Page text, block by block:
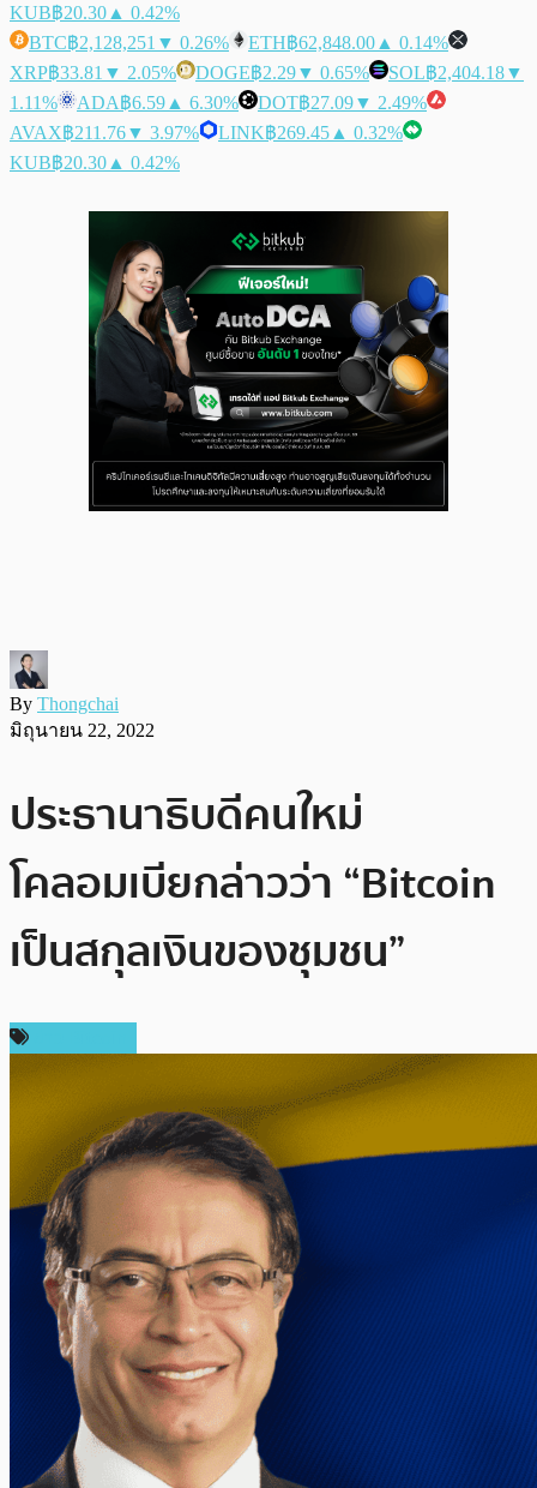
KUB฿20.30 ▲ 0.42%
BTC฿2,128,251 ▼ 0.26% ETH฿62,848.00 ▲ 0.14%
XRP฿33.81 ▼ 2.05% DOGE฿2.29▼ 0.65% SOL฿2,404.18▼
1.11%
ADA฿6.59 ▲ 6.30% DOT฿27.09▼ 2.49%
AVAX฿211.76▼ 3.97% LINK฿269.45 ▲ 0.32%
KUB฿20.30 ▲ 0.42%
By Thongchai
มิถุนายน 22, 2022
ประธานาธิบดีคนใหม่
โคลอมเบียกล่าวว่า “Bitcoin
เป็นสกุลเงินของชุมชน”